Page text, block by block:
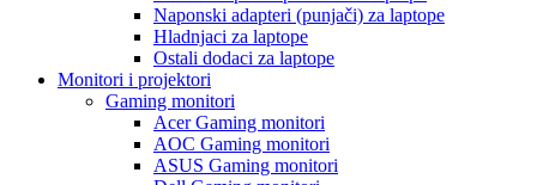
Naponski adapteri (punjači) za laptope
Hladnjaci za laptope
Ostali dodaci za laptope
Monitori i projektori
Gaming monitori
Acer Gaming monitori
AOC Gaming monitori
ASUS Gaming monitori